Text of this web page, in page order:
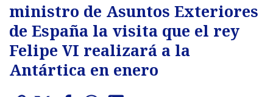
ministro de Asuntos Exteriores
de España la visita que el rey
Felipe VI realizará a la
Antártica en enero